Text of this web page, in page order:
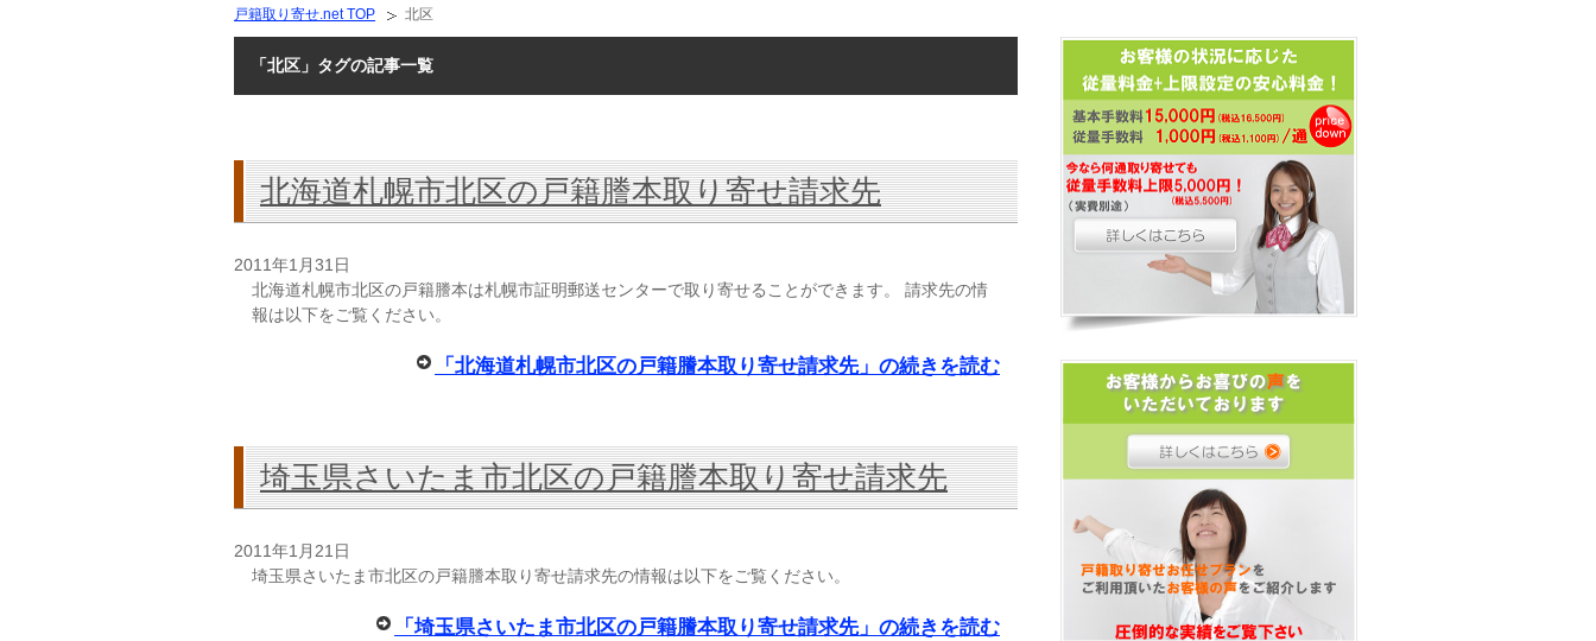
戸籍取り寄せ.net TOP 北区
「北区」タグの記事一覧
北海道札幌市北区の戸籍謄本取り寄せ請求先
2011年1月31日
北海道札幌市北区の戸籍謄本は札幌市証明郵送センターで取り寄せることができます。 請求先の情
報は以下をご覧ください。
「北海道札幌市北区の戸籍謄本取り寄せ請求先」の続きを読む
埼玉県さいたま市北区の戸籍謄本取り寄せ請求先
2011年1月21日
埼玉県さいたま市北区の戸籍謄本取り寄せ請求先の情報は以下をご覧ください。
「埼玉県さいたま市北区の戸籍謄本取り寄せ請求先」の続きを読む